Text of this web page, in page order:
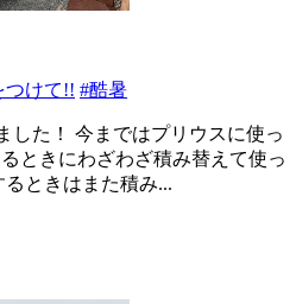
つけて!! #酷暑
した！ 今まではプリウスに使っ
ときにわざわざ積み替えて使っ
ときはまた積み...